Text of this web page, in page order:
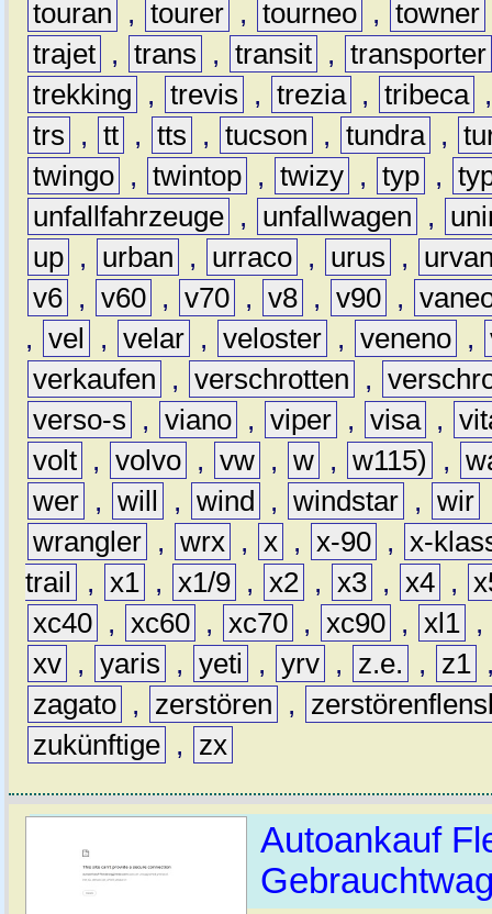
touran , tourer , tourneo , towner
trajet , trans , transit , transporter
trekking
, trevis , trezia , tribeca
trs
, tt , tts , tucson , tundra ,
twingo , twintop , twizy , typ ,
unfallfahrzeuge , unfallwagen ,
up , urban , urraco , urus ,
v6 , v60 , v70 , v8 , v90 ,
, vel , velar , veloster , veneno ,
verkaufen
, verschrotten ,
verso-s
, viano , viper , visa ,
volt , volvo , vw , w , w115) ,
wer , will , wind , windstar , wir
wrangler , wrx , x , x-90 , x-
trail
, x1 , x1/9 , x2 , x3 , x4 ,
xc40 , xc60 , xc70 , xc90 , xl1 ,
xv , yaris , yeti , yrv , z.e. , z1
zagato , zerstören ,
zukünftige , zx
Autoankauf